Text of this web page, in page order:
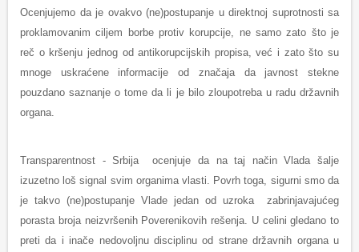
Ocenjujemo da je ovakvo (ne)postupanje u direktnoj suprotnosti sa
proklamovanim ciljem borbe protiv korupcije, ne samo zato što je
reč o kršenju jednog od antikorupcijskih propisa, već i zato što su
mnoge uskraćene informacije od značaja da javnost stekne
pouzdano saznanje o tome da li je bilo zloupotreba u radu državnih
organa.
Transparentnost - Srbija ocenjuje da na taj način Vlada šalje
izuzetno loš signal svim organima vlasti. Povrh toga, sigurni smo da
je takvo (ne)postupanje Vlade jedan od uzroka zabrinjavajućeg
porasta broja neizvršenih Poverenikovih rešenja. U celini gledano to
preti da i inače nedovoljnu disciplinu od strane državnih organa u